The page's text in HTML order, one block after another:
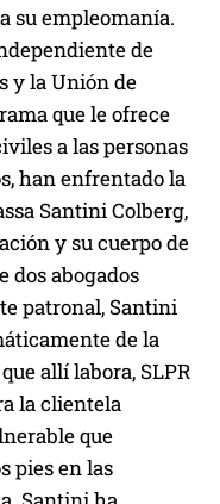
su empleomanía.
de
y la Unión de
que le ofrece
a las personas
han enfrentado la
Santini Colberg,
y su cuerpo de
dos abogados
patronal, Santini
de la
allí labora, SLPR
la clientela
que
pies en las